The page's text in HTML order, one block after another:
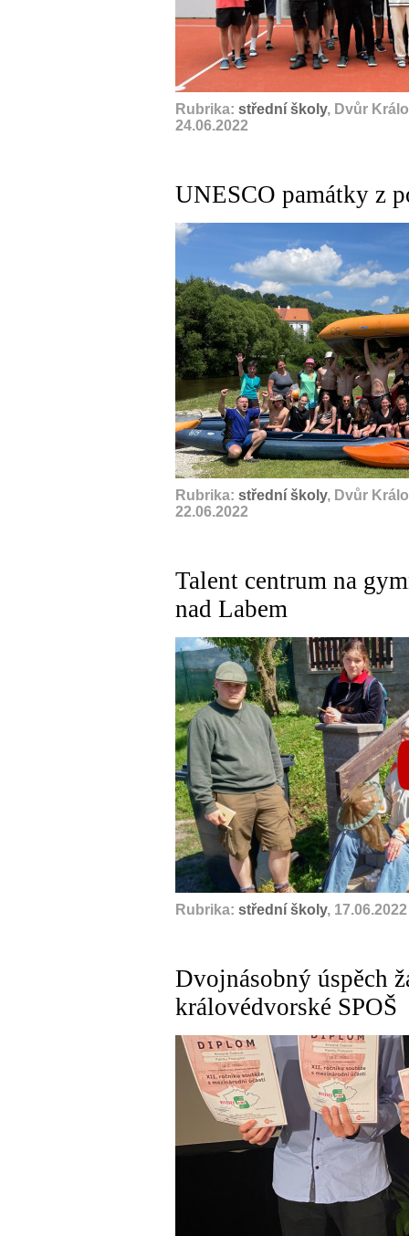
Rubrika: střední školy, Dvůr
24.06.2022
UNESCO památky z
Rubrika: střední školy, Dvůr
22.06.2022
Talent centrum na
nad Labem
Rubrika: střední školy, 17.06.2022
Dvojnásobný úspěch
královédvorské SPOŠ